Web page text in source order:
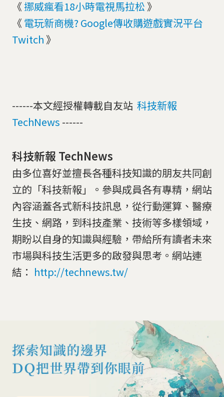
《 挪威瘋看18小時電視馬拉松 》
《 電玩新商機? Google傳收購遊戲實況平台
Twitch 》
------本文經授權轉載自友站 科技新報
TechNews ------
科技新報 TechNews
由多位喜好並擅長各種科技知識的朋友共同創
立的「科技新報」。參與成員各有專精，網站
內容涵蓋各式新科技訊息，從行動運算、醫療
生技、網路，到科技產業、技術等多樣領域，
期盼以自身的知識與經驗，帶給所有讀者未來
市場與科技生活更多的啟發與思考。網站連
結： http://technews.tw/